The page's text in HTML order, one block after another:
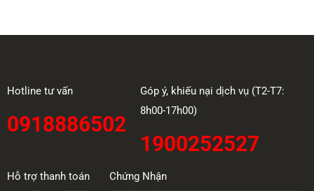
Hotline tư vấn
0918886502
Góp ý, khiếu nại dịch vụ (T2-T7:
8h00-17h00)
1900252527
Hỗ trợ thanh toán Chứng Nhận